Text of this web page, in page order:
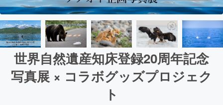
世界自然遺産知床登録20周年記念
写真展 × コラボグッズプロジェク
ト